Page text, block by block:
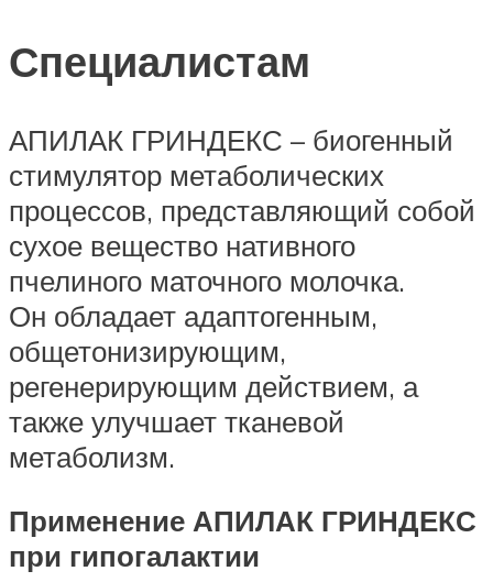
Специалистам
АПИЛАК ГРИНДЕКС – биогенный
стимулятор метаболических
процессов, представляющий собой
сухое вещество нативного
пчелиного маточного молочка.
Он обладает адаптогенным,
общетонизирующим,
регенерирующим действием, а
также улучшает тканевой
метаболизм.
Применение АПИЛАК ГРИНДЕКС
при гипогалактии